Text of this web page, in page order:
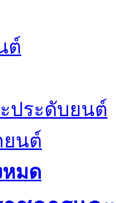
ต์
ประดับยนต์
ยนต์
หมด